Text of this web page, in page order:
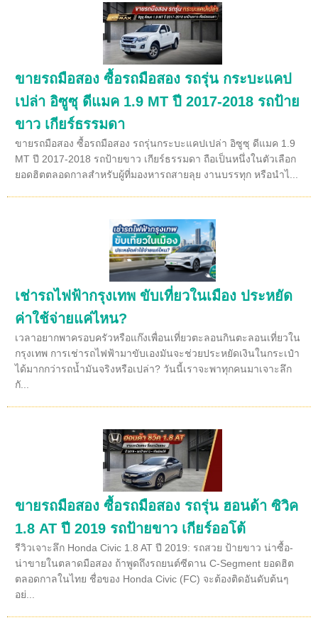
ขายรถมือสอง ซื้อรถมือสอง รถรุ่น กระบะแคป
เปล่า อิซูซุ ดีแมค 1.9 MT ปี 2017-2018 รถป้าย
ขาว เกียร์ธรรมดา
ขายรถมือสอง ซื้อรถมือสอง รถรุ่นกระบะแคปเปล่า อิซูซุ ดีแมค 1.9
MT ปี 2017-2018 รถป้ายขาว เกียร์ธรรมดา ถือเป็นหนึ่งในตัวเลือก
ยอดฮิตตลอดกาลสำหรับผู้ที่มองหารถสายลุย งานบรรทุก หรือนำไ...
เช่ารถไฟฟ้ากรุงเทพ ขับเที่ยวในเมือง ประหยัด
ค่าใช้จ่ายแค่ไหน?
เวลาอยากพาครอบครัวหรือแก๊งเพื่อนเที่ยวตะลอนกินตะลอนเที่ยวใน
กรุงเทพ การเช่ารถไฟฟ้ามาขับเองมันจะช่วยประหยัดเงินในกระเป๋า
ได้มากกว่ารถน้ำมันจริงหรือเปล่า? วันนี้เราจะพาทุกคนมาเจาะลึก
กั...
ขายรถมือสอง ซื้อรถมือสอง รถรุ่น ฮอนด้า ซิวิค
1.8 AT ปี 2019 รถป้ายขาว เกียร์ออโต้
รีวิวเจาะลึก Honda Civic 1.8 AT ปี 2019: รถสวย ป้ายขาว น่าซื้อ-
น่าขายในตลาดมือสอง ถ้าพูดถึงรถยนต์ซีดาน C-Segment ยอดฮิต
ตลอดกาลในไทย ชื่อของ Honda Civic (FC) จะต้องติดอันดับต้นๆ
อย่...